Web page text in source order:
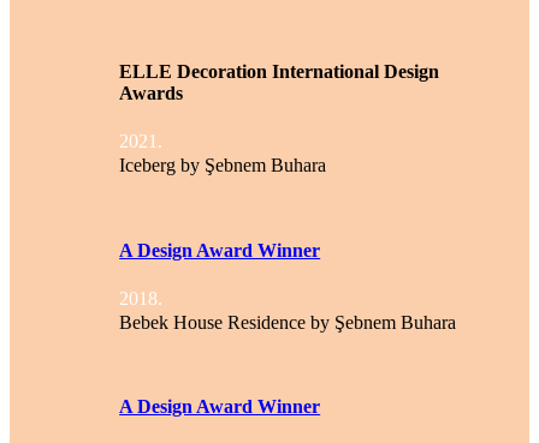
ELLE Decoration International Design
Awards
2021.
Iceberg by Şebnem Buhara
A Design Award Winner
2018.
Bebek House Residence by Şebnem Buhara
A Design Award Winner